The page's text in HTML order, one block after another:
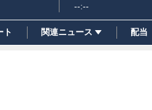
--:--
ト 関連ニュース 配当